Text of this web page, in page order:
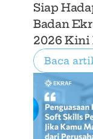
Siap
Badan
2026 Kini
Baca